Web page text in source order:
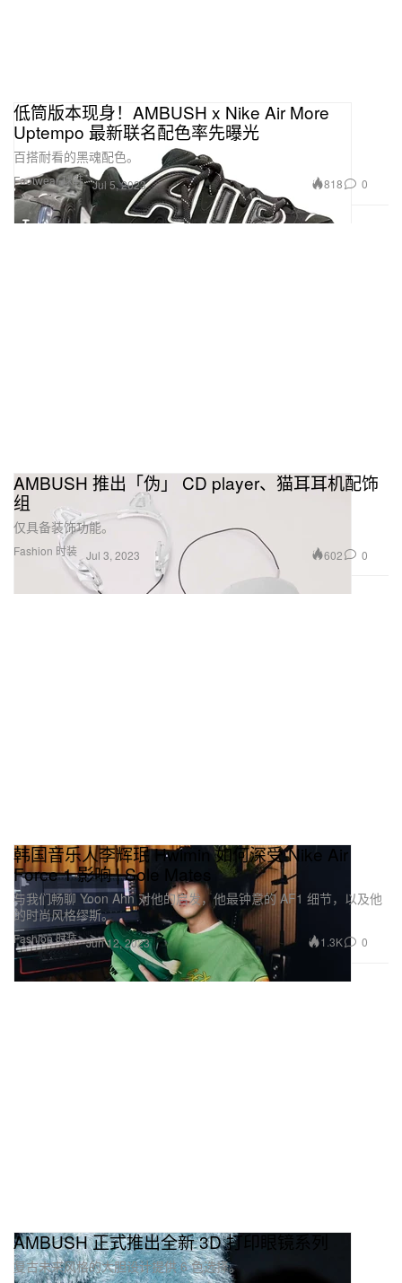
Footwear 球鞋
低筒版本现身！AMBUSH x Nike Air More
Uptempo 最新联名配色率先曝光
百搭耐看的黑魂配色。
Jul 5, 2023 818 0
Fashion 时装
AMBUSH 推出「伪」 CD player、猫耳耳机配饰
组
仅具备装饰功能。
Jul 3, 2023 602 0
Fashion 时装
韩国音乐人李辉珉 Hwimin 如何深受 Nike Air
Force 1 影响 | Sole Mates
与我们畅聊 Yoon Ahn 对他的启发，他最钟意的 AF1 细节，以及他
的时尚风格缪斯。
Jun 12, 2023 1.3K 0
AMBUSH 正式推出全新 3D 打印眼镜系列
复古未来风格的大胆设计提供 6 色选择。